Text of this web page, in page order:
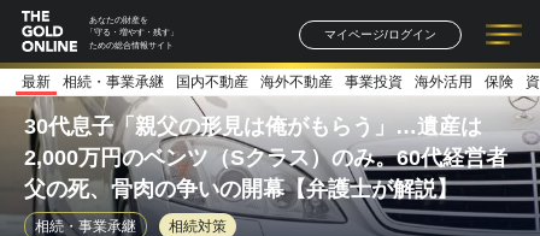
あなたの財産を
「守る・増やす・残す」
ための総合情報サイト
マイページ/ログイン
記事一覧 連載一覧
著者一覧 書籍一覧
最新 相続・事業承継 国内不動産 海外不動産 事業投資 海外活用 保険
30代息子「親父の形見は俺がもらう」…遺産は
2,000万円のベンツ（Sクラス）のみ。60代経営者
父の死、骨肉の争いの開幕【弁護士が解説】
相続・事業承継 相続対策